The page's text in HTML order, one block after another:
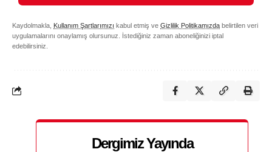
Kaydolmakla, Kullanım Şartlarımızı kabul etmiş ve Gizlilik Politikamızda belirtilen veri
uygulamalarını onaylamış olursunuz. İstediğiniz zaman aboneliğinizi iptal
edebilirsiniz.
Dergimiz Yayında